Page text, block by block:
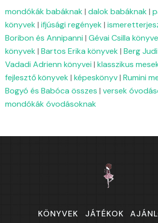
mondókák babáknak | dalok babáknak |
könyvek | ifjúsági regények |
Boribon és Annipanni | Gévai Csilla
könyvek | Bartos Erika könyvek | Berg
Vadadi Adrienn könyvei | klasszikus
fejlesztő könyvek | képeskönyv| Rumini
Bogyó és Babóca összes | versek
mondókák óvodásoknak
KÖNYVEK JÁTÉKOK